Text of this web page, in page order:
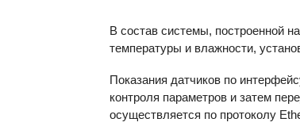
В состав системы, построенной
температуры и влажности,
Показания датчиков по
контроля параметров и затем
осуществляется по протоколу